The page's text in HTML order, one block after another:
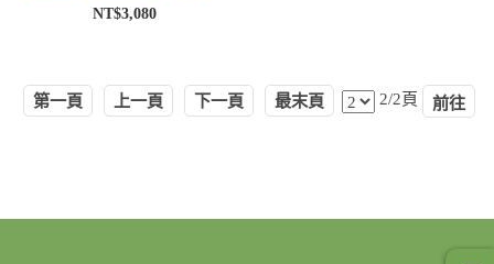
NT$3,080
第一頁 上一頁 下一頁 最末頁 2/2頁